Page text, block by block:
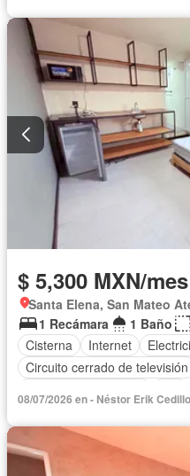
$ 5,300 MXN/mes
Santa Elena, San Mateo
1 Recámara
1 Baño
Cisterna
Internet
Circuito cerrado de televisión
08/07/2026 en - Néstor Erik